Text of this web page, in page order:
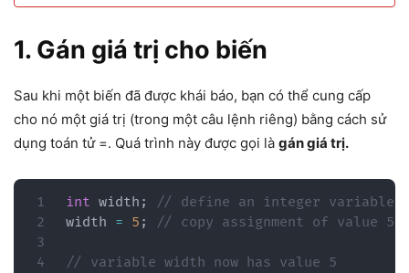
1. Gán giá trị cho biến
Sau khi một biến đã được khái báo, bạn có thể cung cấp
cho nó một giá trị (trong một câu lệnh riêng) bằng cách sử
dụng toán tử =. Quá trình này được gọi là gán giá trị.
int width ;
// define an integer variable
width = 5 ; // copy assignment of value 5
// variable width now has value 5